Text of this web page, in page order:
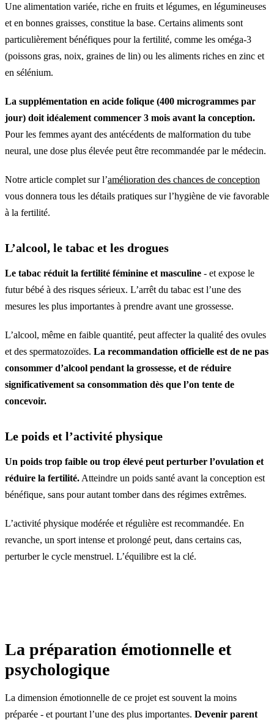
Une alimentation variée, riche en fruits et légumes, en légumineuses
et en bonnes graisses, constitue la base. Certains aliments sont
particulièrement bénéfiques pour la fertilité, comme les oméga-3
(poissons gras, noix, graines de lin) ou les aliments riches en zinc et
en sélénium.
La supplémentation en acide folique (400 microgrammes par
jour) doit idéalement commencer 3 mois avant la conception.
Pour les femmes ayant des antécédents de malformation du tube
neural, une dose plus élevée peut être recommandée par le médecin.
Notre article complet sur l’amélioration des chances de conception
vous donnera tous les détails pratiques sur l’hygiène de vie favorable
à la fertilité.
L’alcool, le tabac et les drogues
Le tabac réduit la fertilité féminine et masculine - et expose le
futur bébé à des risques sérieux. L’arrêt du tabac est l’une des
mesures les plus importantes à prendre avant une grossesse.
L’alcool, même en faible quantité, peut affecter la qualité des ovules
et des spermatozoïdes. La recommandation officielle est de ne pas
consommer d’alcool pendant la grossesse, et de réduire
significativement sa consommation dès que l’on tente de
concevoir.
Le poids et l’activité physique
Un poids trop faible ou trop élevé peut perturber l’ovulation et
réduire la fertilité. Atteindre un poids santé avant la conception est
bénéfique, sans pour autant tomber dans des régimes extrêmes.
L’activité physique modérée et régulière est recommandée. En
revanche, un sport intense et prolongé peut, dans certains cas,
perturber le cycle menstruel. L’équilibre est la clé.
La préparation émotionnelle et
psychologique
La dimension émotionnelle de ce projet est souvent la moins
préparée - et pourtant l’une des plus importantes. Devenir parent